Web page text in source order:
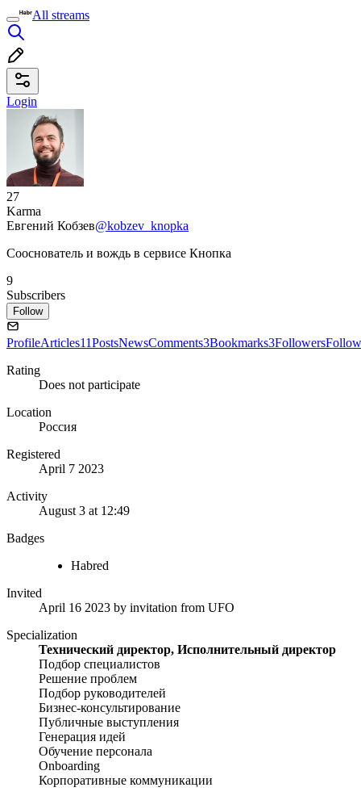
All streams
Login
27
Karma
Евгений Кобзев@kobzev_knopka
Сооснователь и вождь в сервисе Кнопка
9
Subscribers
Follow
ProfileArticles11PostsNewsComments3Bookmarks3Followers
Rating
Does not participate
Location
Россия
Registered
April 7 2023
Activity
August 3 at 12:49
Badges
Habred
Invited
April 16 2023 by invitation from UFO
Specialization
Технический директор, Исполнительный директор
Подбор специалистов
Решение проблем
Подбор руководителей
Бизнес-консультирование
Публичные выступления
Генерация идей
Обучение персонала
Onboarding
Корпоративные коммуникации